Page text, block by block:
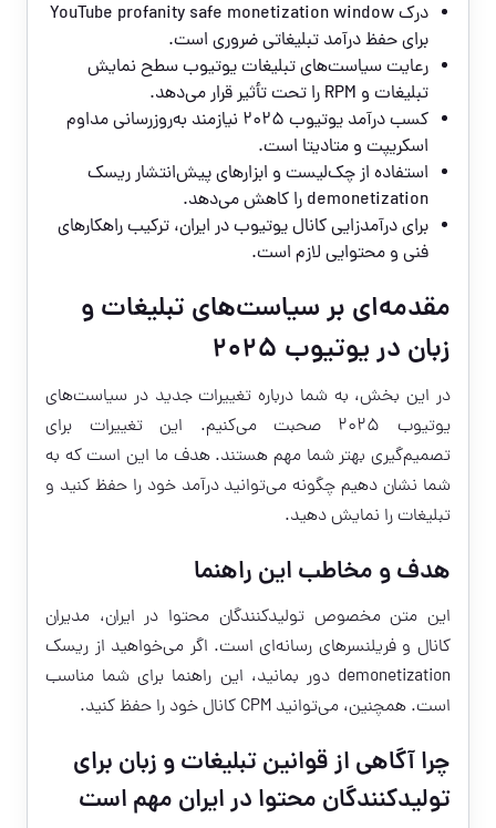
درک YouTube profanity safe monetization window
برای حفظ درآمد تبلیغاتی ضروری است.
رعایت سیاست‌های تبلیغات یوتیوب سطح نمایش
تبلیغات و RPM را تحت تأثیر قرار می‌دهد.
کسب درآمد یوتیوب ۲۰۲۵ نیازمند به‌روزرسانی مداوم
اسکریپت و متادیتا است.
استفاده از چک‌لیست و ابزارهای پیش‌انتشار ریسک
demonetization را کاهش می‌دهد.
برای درآمدزایی کانال یوتیوب در ایران، ترکیب راهکارهای
فنی و محتوایی لازم است.
مقدمه‌ای بر سیاست‌های تبلیغات و
زبان در یوتیوب ۲۰۲۵
در این بخش، به شما درباره تغییرات جدید در سیاست‌های
یوتیوب ۲۰۲۵ صحبت می‌کنیم. این تغییرات برای
تصمیم‌گیری بهتر شما مهم هستند. هدف ما این است که به
شما نشان دهیم چگونه می‌توانید درآمد خود را حفظ کنید و
تبلیغات را نمایش دهید.
هدف و مخاطب این راهنما
این متن مخصوص تولیدکنندگان محتوا در ایران، مدیران
کانال و فریلنسرهای رسانه‌ای است. اگر می‌خواهید از ریسک
demonetization دور بمانید، این راهنما برای شما مناسب
است. همچنین، می‌توانید CPM کانال خود را حفظ کنید.
چرا آگاهی از قوانین تبلیغات و زبان برای
تولیدکنندگان محتوا در ایران مهم است